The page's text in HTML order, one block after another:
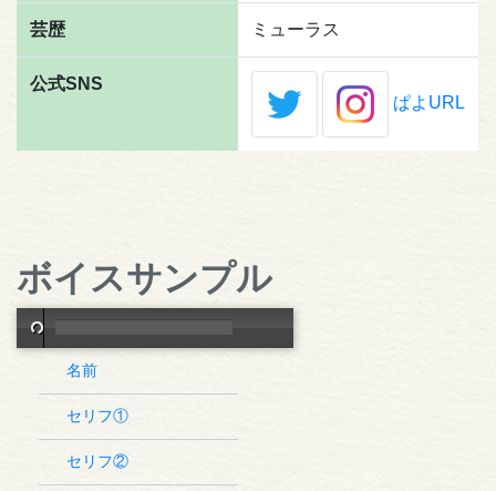
芸歴 ミューラス
公式SNS
ぱよURL
ボイスサンプル
名前
セリフ①
セリフ②